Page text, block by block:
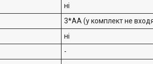
ні
3*АА (у комплект не
ні
-